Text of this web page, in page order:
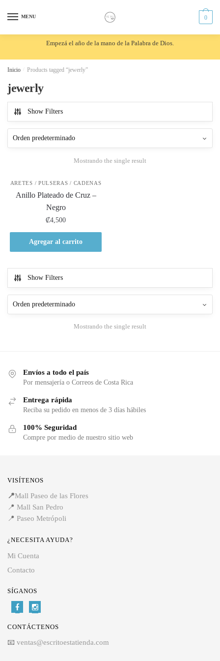
MENU 0
Empezá el año de la mano de la Palabra de Dios.
Inicio Products tagged “jewerly”
jewerly
Show Filters
Mostrando the single result
ARETES / PULSERAS / CADENAS
Anillo Plateado de Cruz –
Negro
₡4,500
Agregar al carrito
Show Filters
Mostrando the single result
Envíos a todo el país
Por mensajería o Correos de Costa Rica
Entrega rápida
Reciba su pedido en menos de 3 días hábiles
100% Seguridad
Compre por medio de nuestro sitio web
VISÍTENOS
📍Mall Paseo de las Flores
📍 Mall San Pedro
📍 Paseo Metrópoli
¿NECESITA AYUDA?
Mi Cuenta
Contacto
SÍGANOS
CONTÁCTENOS
📧 ventas@escritoestatienda.com